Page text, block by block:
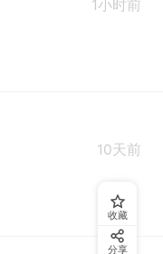
1小时前
10天前
收藏
分享